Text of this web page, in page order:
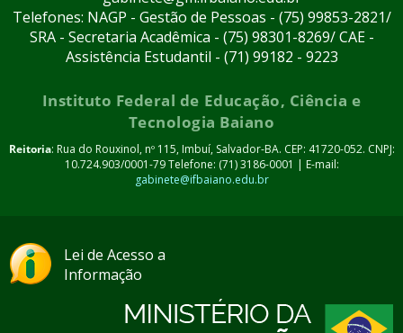
Telefones: NAGP - Gestão de Pessoas - (75) 99853-2821/
SRA - Secretaria Acadêmica - (75) 98301-8269/ CAE -
Assistência Estudantil - (71) 99182 - 9223
Instituto Federal de Educação, Ciência e
Tecnologia Baiano
Reitoria: Rua do Rouxinol, nº 115, Imbuí, Salvador-BA. CEP: 41720-052. CNPJ:
10.724.903/0001-79 Telefone: (71) 3186-0001 | E-mail:
gabinete@ifbaiano.edu.br
Lei de Acesso a
Informação